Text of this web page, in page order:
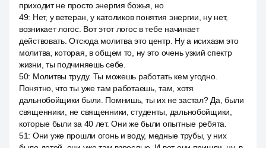
приходит не просто энергия божья, но
49: Нет, у ветеран, у католиков понятия энергии, ну нет,
возникает логос. Вот этот логос в тебе начинает
действовать. Отсюда молитва это центр. Ну а исихазм это
молитва, которая, в общем то, ну это очень узкий спектр
жизни, ты подчиняешь себе.
50: Молитвы труду. Ты можешь работать кем угодно.
Понятно, что ты уже там работаешь, там, хотя
дальнобойщики были. Помнишь, ты их не застал? Да, были
священники, не священники, студенты, дальнобойщики,
которые были за 40 лет. Они же были опытные ребята.
51: Они уже прошли огонь и воду, медные трубы, у них